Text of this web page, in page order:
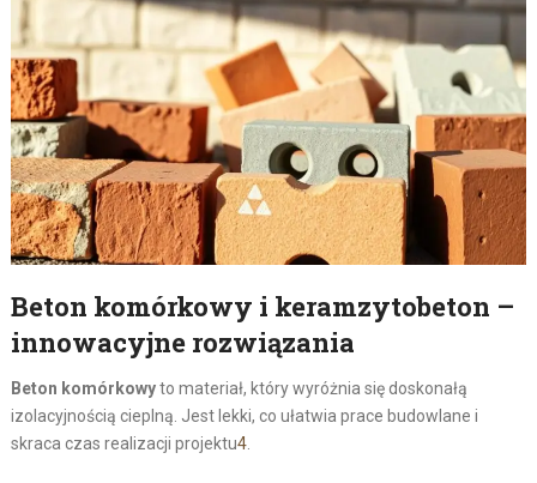
Beton komórkowy i keramzytobeton –
innowacyjne rozwiązania
Beton komórkowyto materiał, który wyróżnia się doskonałą
izolacyjnością cieplną. Jest lekki, co ułatwia prace budowlane i
skraca czas realizacji projektu4.